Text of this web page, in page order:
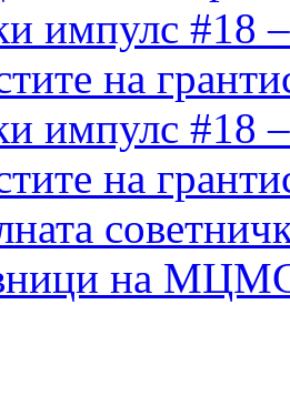
импулс #18
на
импулс #18
на
на МЦМС